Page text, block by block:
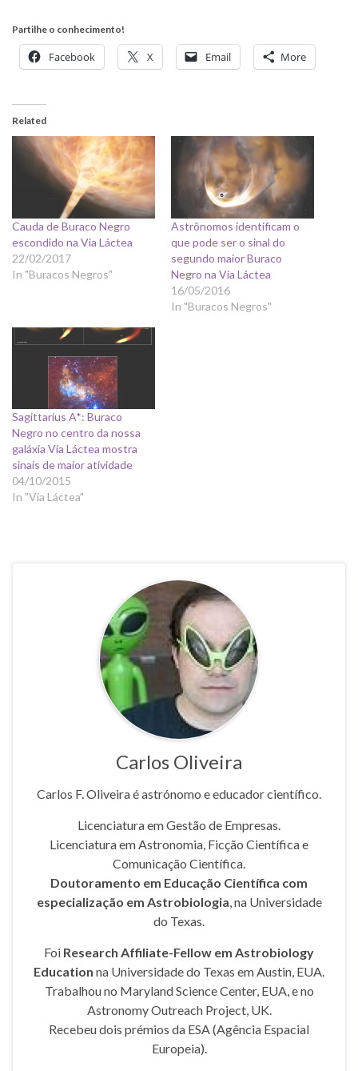
Partilhe o conhecimento!
Facebook X Email More
Related
Cauda de Buraco Negro
escondido na Via Láctea
22/02/2017
In "Buracos Negros"
Astrônomos identificam o
que pode ser o sinal do
segundo maior Buraco
Negro na Via Láctea
16/05/2016
In "Buracos Negros"
Sagittarius A*: Buraco
Negro no centro da nossa
galáxia Via Láctea mostra
sinais de maior atividade
04/10/2015
In "Via Láctea"
Carlos Oliveira
Carlos F. Oliveira é astrónomo e educador científico.
Licenciatura em Gestão de Empresas.
Licenciatura em Astronomia, Ficção Científica e
Comunicação Científica.
Doutoramento em Educação Científica com
especialização em Astrobiologia, na Universidade
do Texas.
Foi Research Affiliate-Fellow em Astrobiology
Education na Universidade do Texas em Austin, EUA.
Trabalhou no Maryland Science Center, EUA, e no
Astronomy Outreach Project, UK.
Recebeu dois prémios da ESA (Agência Espacial
Europeia).